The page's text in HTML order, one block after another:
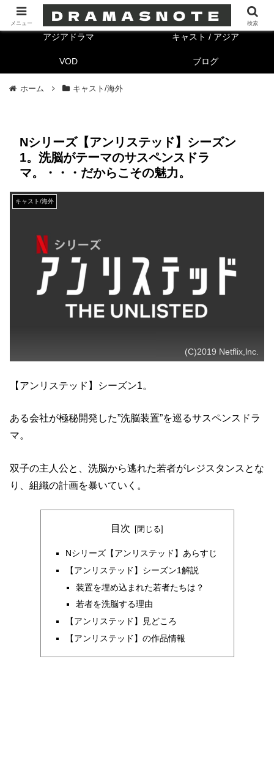
海外ドラマ キャスト/海外
アジアドラマ キャスト / アジア
VOD ブログ
ホーム キャスト/海外
Nシリーズ【アンリステッド】シーズン
1。洗脳がテーマのサスペンスドラ
マ。・・・だからこその魅力。
キャスト/海外
(C)2019 Netflix,lnc.
【アンリステッド】シーズン1。
ある会社が極秘開発した”洗脳装置”を巡るサスペンスドラ
マ。
双子の主人公と、洗脳から逃れた若者がレジスタンスとな
り、組織の計画を暴いていく。
目次
Nシリーズ【アンリステッド】あらすじ
【アンリステッド】シーズン1解説
装置を埋め込まれた若者たちは？
若者を洗脳する理由
【アンリステッド】見どころ
【アンリステッド】の作品情報
メニュー 検索